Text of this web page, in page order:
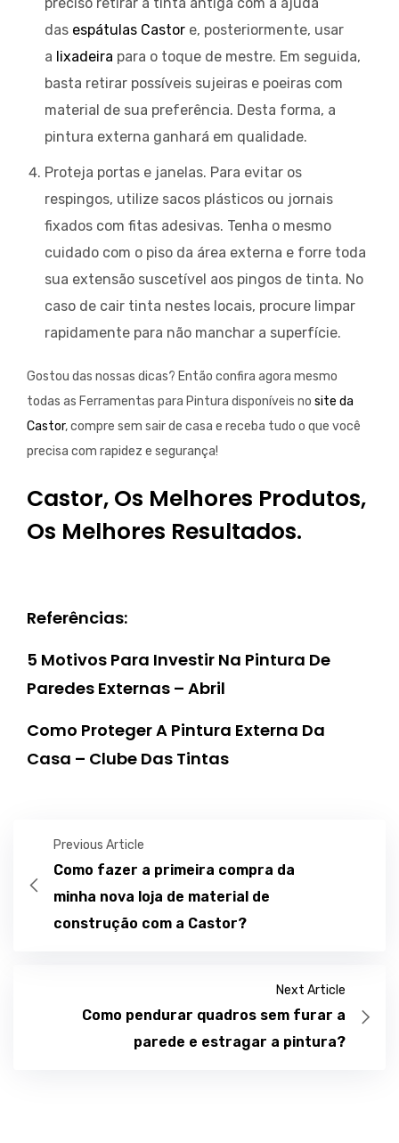
das espátulas Castor e, posteriormente, usar
a lixadeira para o toque de mestre. Em seguida,
basta retirar possíveis sujeiras e poeiras com
material de sua preferência. Desta forma, a
pintura externa ganhará em qualidade.
Proteja portas e janelas. Para evitar os
respingos, utilize sacos plásticos ou jornais
fixados com fitas adesivas. Tenha o mesmo
cuidado com o piso da área externa e forre toda
sua extensão suscetível aos pingos de tinta. No
caso de cair tinta nestes locais, procure limpar
rapidamente para não manchar a superfície.
Gostou das nossas dicas? Então confira agora mesmo
todas as Ferramentas para Pintura disponíveis no site da
Castor, compre sem sair de casa e receba tudo o que você
precisa com rapidez e segurança!
Castor, Os Melhores Produtos,
Os Melhores Resultados.
Referências:
5 Motivos Para Investir Na Pintura De
Paredes Externas – Abril
Como Proteger A Pintura Externa Da
Casa – Clube Das Tintas
Previous Article
Como fazer a primeira compra da
minha nova loja de material de
construção com a Castor?
Next Article
Como pendurar quadros sem furar a
parede e estragar a pintura?